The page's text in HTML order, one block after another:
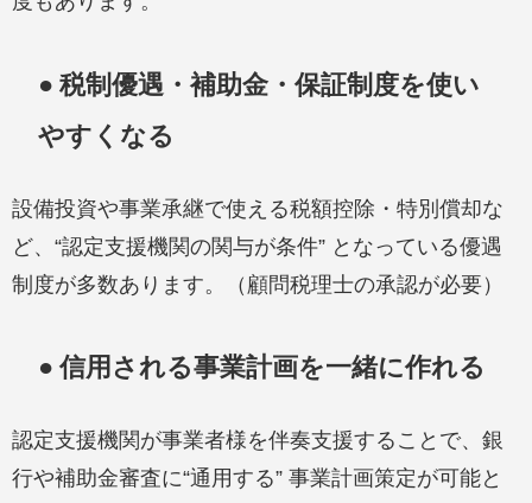
● 税制優遇・補助金・保証制度を使い
やすくなる
設備投資や事業承継で使える税額控除・特別償却な
ど、“認定支援機関の関与が条件” となっている優遇
制度が多数あります。（顧問税理士の承認が必要）
● 信用される事業計画を一緒に作れる
認定支援機関が事業者様を伴奏支援することで、銀
行や補助金審査に“通用する” 事業計画策定が可能と